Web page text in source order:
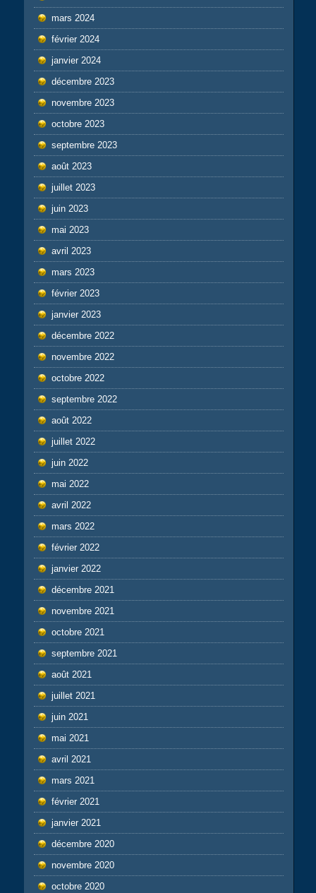
mars 2024
février 2024
janvier 2024
décembre 2023
novembre 2023
octobre 2023
septembre 2023
août 2023
juillet 2023
juin 2023
mai 2023
avril 2023
mars 2023
février 2023
janvier 2023
décembre 2022
novembre 2022
octobre 2022
septembre 2022
août 2022
juillet 2022
juin 2022
mai 2022
avril 2022
mars 2022
février 2022
janvier 2022
décembre 2021
novembre 2021
octobre 2021
septembre 2021
août 2021
juillet 2021
juin 2021
mai 2021
avril 2021
mars 2021
février 2021
janvier 2021
décembre 2020
novembre 2020
octobre 2020